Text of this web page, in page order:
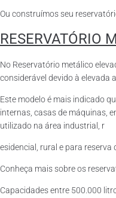
Ou construímos seu
RESERVATÓRIO
No Reservatório metálico
considerável devido à elevada
Este modelo é mais indicado
internas, casas de máquinas,
utilizado na área industrial, r
esidencial, rural e para reserva
Conheça mais sobre os
Capacidades entre 500.000